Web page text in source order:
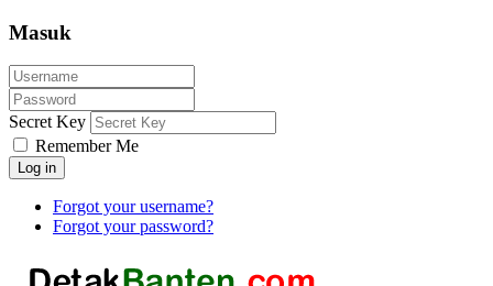
Masuk
Secret Key
Remember Me
Log in
Forgot your username?
Forgot your password?